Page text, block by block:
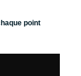
point